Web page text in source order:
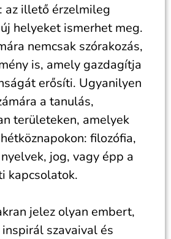
az illető érzelmileg
helyeket ismerhet meg.
nemcsak szórakozás,
is, amely gazdagítja
erősíti. Ugyanilyen
a tanulás,
területeken, amelyek
filozófia,
jog, vagy épp a
kapcsolatok.
jelez olyan embert,
szavaival és